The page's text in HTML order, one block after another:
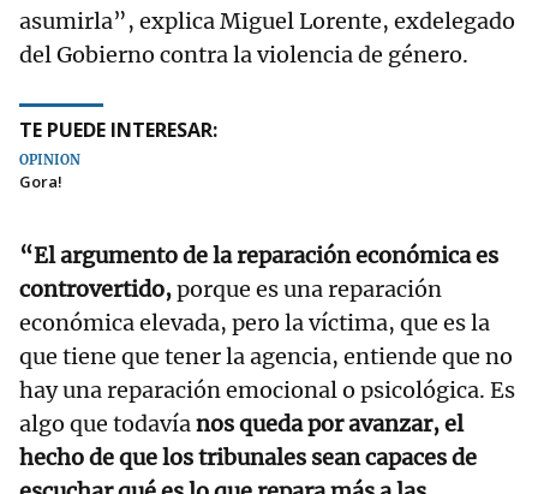
asumirla”, explica Miguel Lorente, exdelegado
del Gobierno contra la violencia de género.
TE PUEDE INTERESAR:
OPINIÓN
Gora!
“El argumento de la reparación económica es
controvertido,porque es una reparación
económica elevada, pero la víctima, que es la
que tiene que tener la agencia, entiende que no
hay una reparación emocional o psicológica. Es
algo que todavíanos queda por avanzar, el
hecho de que los tribunales sean capaces de